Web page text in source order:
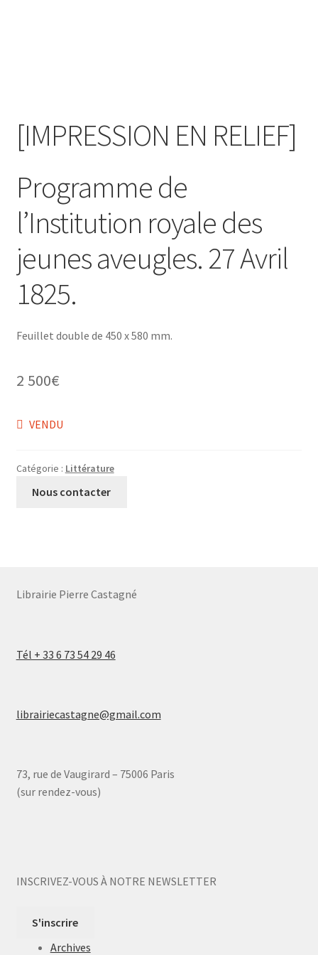
[IMPRESSION EN RELIEF]
Programme de
l’Institution royale des
jeunes aveugles. 27 Avril
1825.
Feuillet double de 450 x 580 mm.
2 500€
VENDU
Catégorie : Littérature
Nous contacter
Librairie Pierre Castagné
Tél + 33 6 73 54 29 46
librairiecastagne@gmail.com
73, rue de Vaugirard – 75006 Paris
(sur rendez-vous)
INSCRIVEZ-VOUS À NOTRE NEWSLETTER
S'inscrire
Archives